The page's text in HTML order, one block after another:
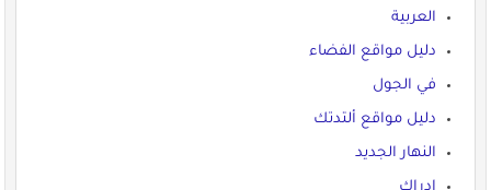
العربية
دليل مواقع الفضاء
في الجول
دليل مواقع ألتدتك
النهار الجديد